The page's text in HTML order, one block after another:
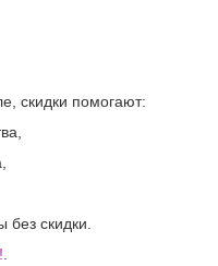
скидки помогают:
без скидки.